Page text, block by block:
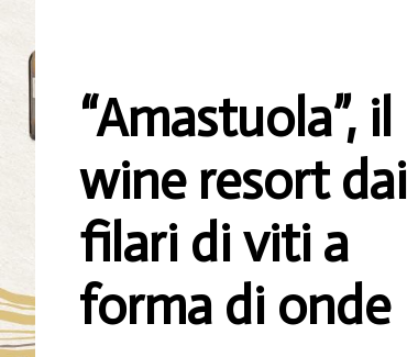
“Amastuola”, il
wine resort dai
filari di viti a
forma di onde